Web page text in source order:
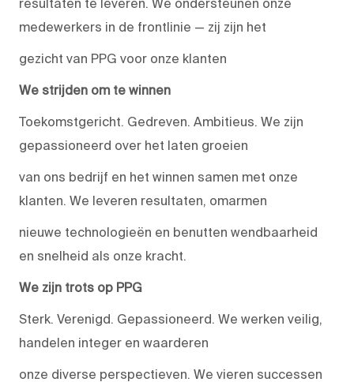
resultaten te leveren. We ondersteunen onze
medewerkers in de frontlinie — zij zijn het
gezicht van PPG voor onze klanten
We strijden om te winnen
Toekomstgericht. Gedreven. Ambitieus. We zijn
gepassioneerd over het laten groeien
van ons bedrijf en het winnen samen met onze
klanten. We leveren resultaten, omarmen
nieuwe technologieën en benutten wendbaarheid
en snelheid als onze kracht.
We zijn trots op PPG
Sterk. Verenigd. Gepassioneerd. We werken veilig,
handelen integer en waarderen
onze diverse perspectieven. We vieren successen